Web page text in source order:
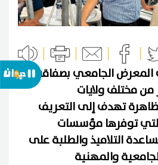
المعرض الجامعي بصفاقس
زائر من مختلف ولايات
تهدف إلى التعريف
توفرها مؤسسات
التلاميذ والطلبة على
والمهنية